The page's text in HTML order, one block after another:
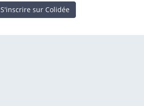
S'inscrire sur Colidée